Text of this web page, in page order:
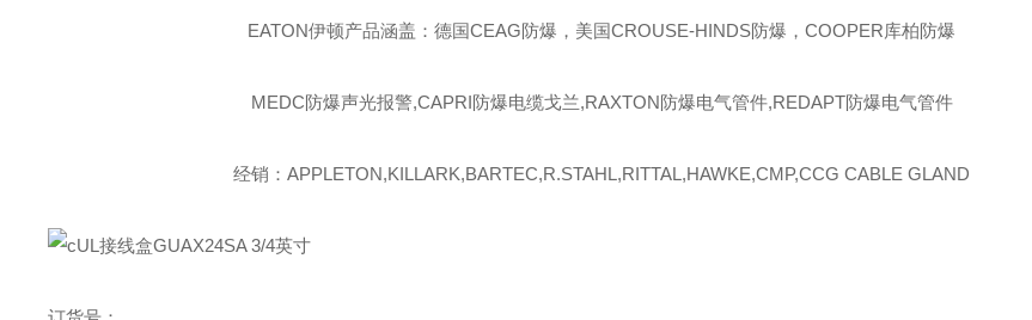
EATON伊顿产品涵盖：德国CEAG防爆，美国CROUSE-HINDS防爆，COOPER库柏防爆
MEDC防爆声光报警,CAPRI防爆电缆戈兰,RAXTON防爆电气管件,REDAPT防爆电气管件
经销：APPLETON,KILLARK,BARTEC,R.STAHL,RITTAL,HAWKE,CMP,CCG CABLE GLAND